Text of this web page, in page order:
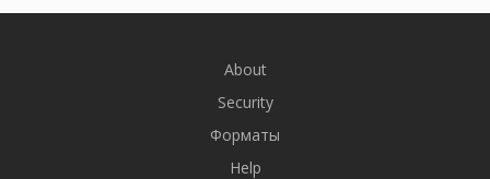
About
Security
Форматы
Help